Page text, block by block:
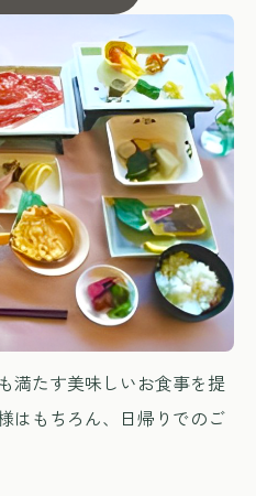
満たす美味しいお食事を提
はもちろん、日帰りでのご